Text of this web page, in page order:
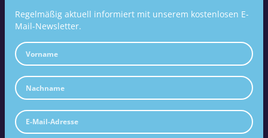
Regelmäßig aktuell informiert mit unserem kostenlosen E-
Mail-Newsletter.